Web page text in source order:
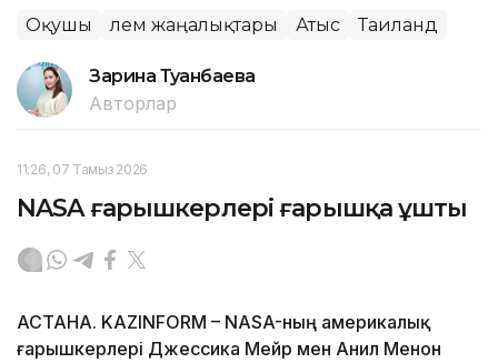
Оқушы Әлем жаңалықтары Атыс Таиланд
Зарина Туғанбаева
Авторлар
11:26, 07 Тамыз 2026
NASA ғарышкерлері ғарышқа ұшты
АСТАНА. KAZINFORM – NASA-ның америкалық
ғарышкерлері Джессика Мейр мен Анил Менон